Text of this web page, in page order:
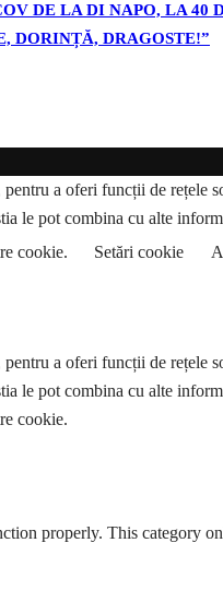
DE LA DI NAPO, LA
DORINȚĂ, DRAGOSTE!”
a oferi funcții de rețele
le pot combina cu alte
cookie.
Setări cookie
a oferi funcții de rețele
le pot combina cu alte
cookie.
properly. This category